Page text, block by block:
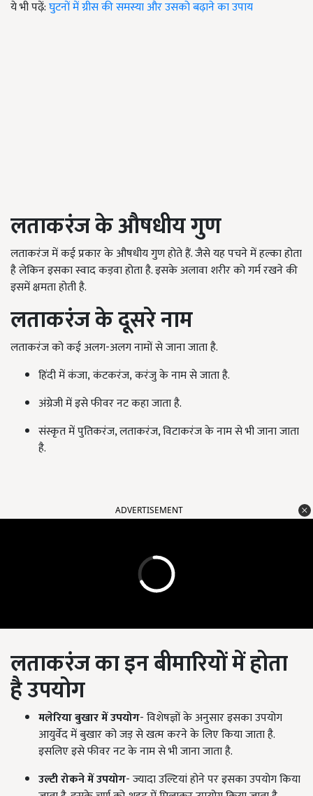
ये भी पढ़ें:घुटनों में ग्रीस की समस्या और उसको बढ़ाने का उपाय
लताकरंज के औषधीय गुण
लताकरंज में कई प्रकार के औषधीय गुण होते हैं. जैसे यह पचने में हल्का होता
है लेकिन इसका स्वाद कड़वा होता है. इसकेअलावा शरीर को गर्म रखने की
इसमें क्षमता होती है.
लताकरंज के दूसरे नाम
लताकरंजकोकईअलग-अलगनामोंसेजानाजाताहै.
हिंदीमेंकंजा,कंटकरंज,करंजुकेनामसेजाताहै.
अंग्रेजीमें इसे फीवर नट कहा जाता है.
संस्कृत में पुतिकरंज, लताकरंज, विटाकरंज के नाम सेभीजाना जाता
है.
ADVERTISEMENT
लताकरंज का इन बीमारियों में होता
है उपयोग
मलेरिया बुखार में उपयोग- विशेषज्ञों के अनुसार इसका उपयोग
आयुर्वेद में बुखार को जड़ सेखत्मकरने के लिए किया जाता है.
इसलिए इसे फीवर नट के नाम से भी जाना जाता है.
उल्टी रोकने में उपयोग- ज्यादा उल्टियां होने पर इसका उपयोग किया